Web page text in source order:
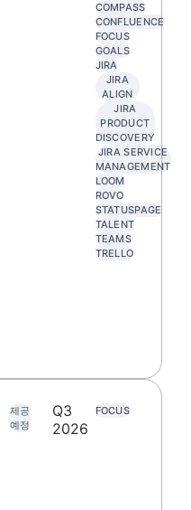
COMPASS
CONFLUENCE
FOCUS
GOALS
JIRA
JIRA
ALIGN
JIRA
PRODUCT
DISCOVERY
JIRA SERVICE
MANAGEMENT
LOOM
ROVO
STATUSPAGE
TALENT
TEAMS
TRELLO
제공
예정
Q3
2026
FOCUS